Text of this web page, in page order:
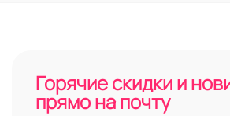
Горячие скидки и
прямо на почту